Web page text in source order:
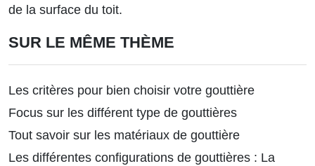
de la surface du toit.
SUR LE MÊME THÈME
Les critères pour bien choisir votre gouttière
Focus sur les différent type de gouttières
Tout savoir sur les matériaux de gouttière
Les différentes configurations de gouttières : La